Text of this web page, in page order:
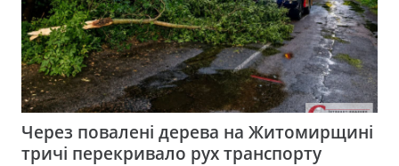
Через повалені дерева на Житомирщині
тричі перекривало рух транспорту